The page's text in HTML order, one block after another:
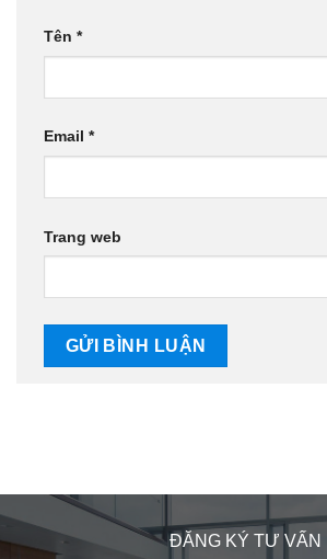
Tên *
Email *
Trang web
ĐĂNG KÝ TƯ VẤN